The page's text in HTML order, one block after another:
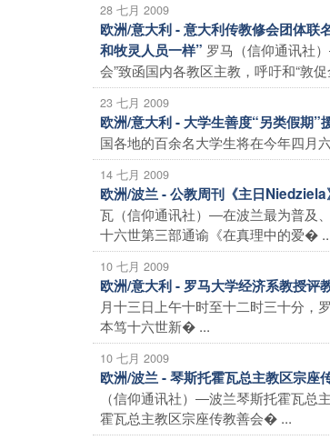
28 七月 2009
欧洲/意大利 - 意大利传教修会团体联
和牧灵人员一样” 罗马（信仰通讯社
会”致函国内各教区主教，呼吁和“敦
23 七月 2009
欧洲/意大利 - 大学生善度“另类假期”
国各地的百余名大学生将在今年四月
14 七月 2009
欧洲/波兰 - 公教周刊《主日
瓦（信仰通讯社）―在波兰最为普及
十六世第三部通谕《在真理中的爱�
10 七月 2009
欧洲/意大利 - 罗马大学经济系教授
月十三日上午十时至十二时三十分，
本笃十六世新� ...
10 七月 2009
欧洲/波兰 - 琴斯托霍瓦总主教区宗座
（信仰通讯社）―波兰琴斯托霍瓦总
霍瓦总主教区宗座传教善会� ...